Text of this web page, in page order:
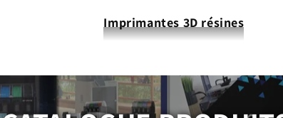
Imprimantes 3D résines